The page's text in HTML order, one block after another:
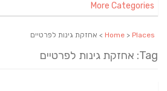
More Categories
Home > Places > אחזקת גינות לפרטיים
Tag: אחזקת גינות לפרטיים